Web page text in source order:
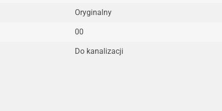
Oryginalny
00
Do kanalizacji